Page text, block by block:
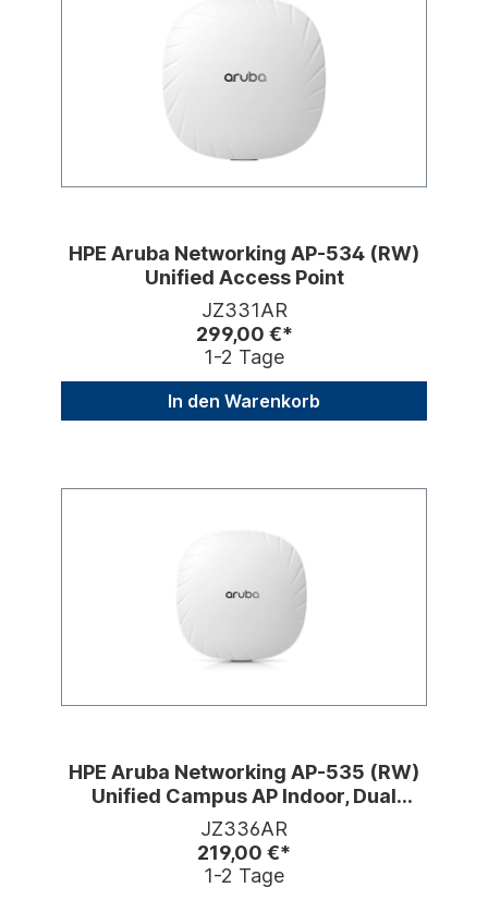
HPE Aruba Networking AP-534 (RW)
Unified Access Point
JZ331AR
299,00 €*
1-2 Tage
In den Warenkorb
HPE Aruba Networking AP-535 (RW)
Unified Campus AP Indoor, Dual
Radio, WiFi 6
JZ336AR
219,00 €*
1-2 Tage